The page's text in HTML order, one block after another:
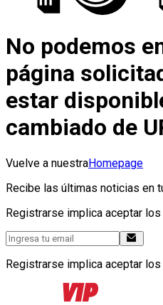
No podemos
página
estar
cambiado de
Vuelve a nuestraHomepage
Recibe las últimas noticias en
Registrarse implica aceptar los
Registrarse implica aceptar los